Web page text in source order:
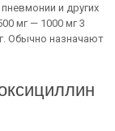
и других
мг — 1000 мг 3
Обычно назначают